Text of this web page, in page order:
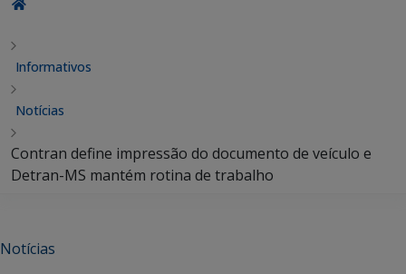
Informativos
Notícias
Contran define impressão do documento de veículo e
Detran-MS mantém rotina de trabalho
Notícias